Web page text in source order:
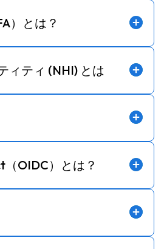
）とは？
ィティ (NHI) とは
OIDC）とは？